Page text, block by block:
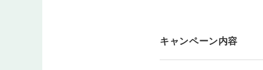
キャンペーン内容